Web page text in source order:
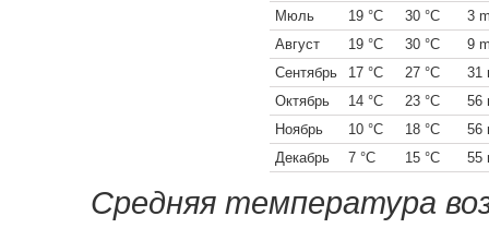
Мюль
19 °C 30 °C
3
Август
19 °C 30 °C
9
Сентябрь
17 °C 27 °C
31
Октябрь
14 °C 23 °C
56
Ноябрь
10 °C 18 °C
56
Декабрь
7 °C 15 °C 55
Средняя температура